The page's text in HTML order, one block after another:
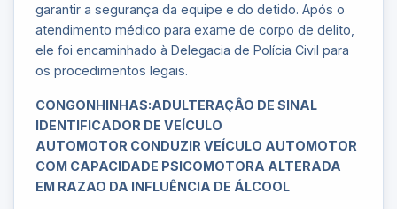
garantir a segurança da equipe e do detido. Após o
atendimento médico para exame de corpo de delito,
ele foi encaminhado à Delegacia de Polícia Civil para
os procedimentos legais.
CONGONHINHAS:ADULTERAÇÂO DE SINAL
IDENTIFICADOR DE VEÍCULO
AUTOMOTOR CONDUZIR VEÍCULO AUTOMOTOR
COM CAPACIDADE PSICOMOTORA ALTERADA
EM RAZAO DA INFLUÊNCIA DE ÁLCOOL